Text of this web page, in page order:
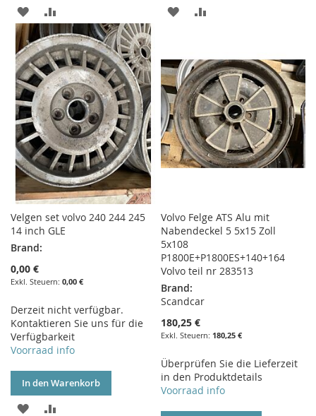
ZUR
WUNSCHLISTE
HINZUFÜGEN
VERGLEICHSLISTE
HINZUFÜGEN
ZUR
HINZUFÜGEN
HINZUFÜGEN
Velgen set volvo 240 244 245
14 inch GLE
Brand:
0,00 €
0,00 €
Derzeit nicht verfügbar.
Kontaktieren Sie uns für die
Verfügbarkeit
Voorraad info
In den Warenkorb
ZUR
Volvo Felge ATS Alu mit
Nabendeckel 5 5x15 Zoll
5x108
P1800E+P1800ES+140+164
Volvo teil nr 283513
Brand:
Scandcar
180,25 €
180,25 €
Überprüfen Sie die Lieferzeit
in den Produktdetails
Voorraad info